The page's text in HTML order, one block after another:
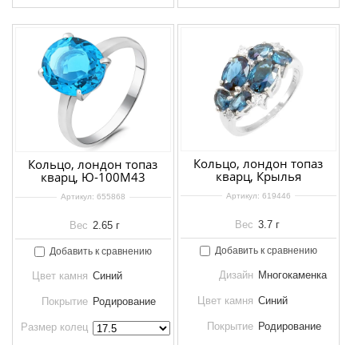
Кольцо, лондон топаз
кварц, Ю-100М43
Артикул: 655868
Вес 2.65 г
Добавить к сравнению
Цвет камня Синий
Покрытие Родирование
Размер колец
Кольцо, лондон топаз
кварц, Крылья
Артикул: 619446
Вес 3.7 г
Добавить к сравнению
Дизайн Многокаменка
Цвет камня Синий
Покрытие Родирование